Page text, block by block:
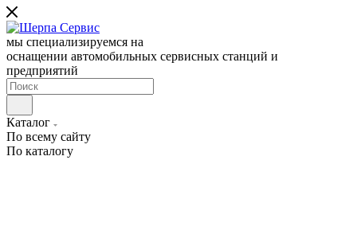
мы специализируемся на
оснащении автомобильных сервисных станций и
предприятий
Каталог
По всему сайту
По каталогу